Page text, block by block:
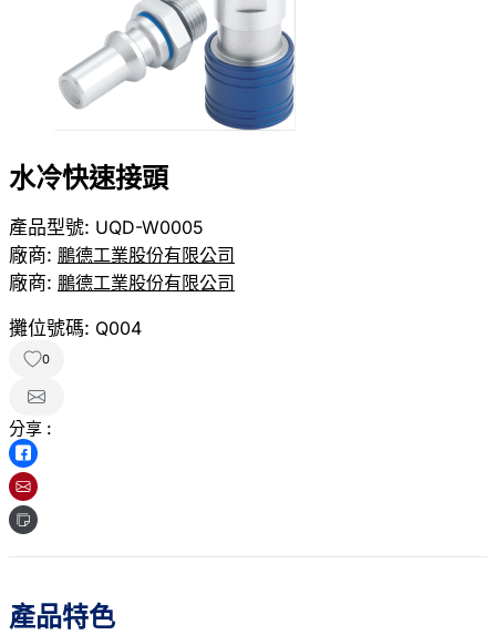
水冷快速接頭
產品型號: UQD-W0005
廠商: 鵬德工業股份有限公司
廠商: 鵬德工業股份有限公司
攤位號碼: Q004
0
分享 :
產品特色